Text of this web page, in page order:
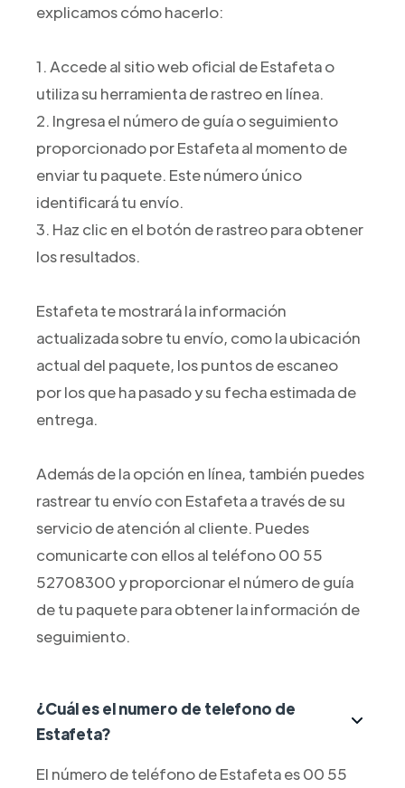
explicamos cómo hacerlo:
1. Accede al sitio web oficial de Estafeta o
utiliza su herramienta de rastreo en línea.
2. Ingresa el número de guía o seguimiento
proporcionado por Estafeta al momento de
enviar tu paquete. Este número único
identificará tu envío.
3. Haz clic en el botón de rastreo para obtener
los resultados.
Estafeta te mostrará la información
actualizada sobre tu envío, como la ubicación
actual del paquete, los puntos de escaneo
por los que ha pasado y su fecha estimada de
entrega.
Además de la opción en línea, también puedes
rastrear tu envío con Estafeta a través de su
servicio de atención al cliente. Puedes
comunicarte con ellos al teléfono 00 55
52708300 y proporcionar el número de guía
de tu paquete para obtener la información de
seguimiento.
¿Cuál es el numero de telefono de
Estafeta?
El número de teléfono de Estafeta es 00 55